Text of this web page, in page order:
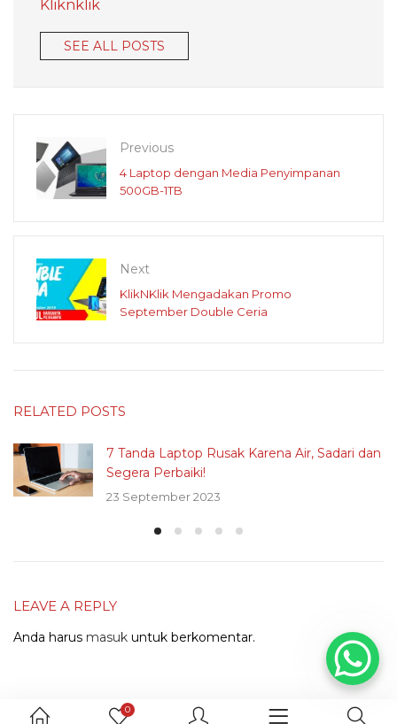
0
Kliknklik
SEE ALL POSTS
Previous
4 Laptop dengan Media Penyimpanan
500GB-1TB
Next
KlikNKlik Mengadakan Promo
September Double Ceria
RELATED POSTS
7 Tanda Laptop Rusak Karena Air, Sadari dan
Segera Perbaiki!
23 September 2023
LEAVE A REPLY
Anda harus masuk untuk berkomentar.